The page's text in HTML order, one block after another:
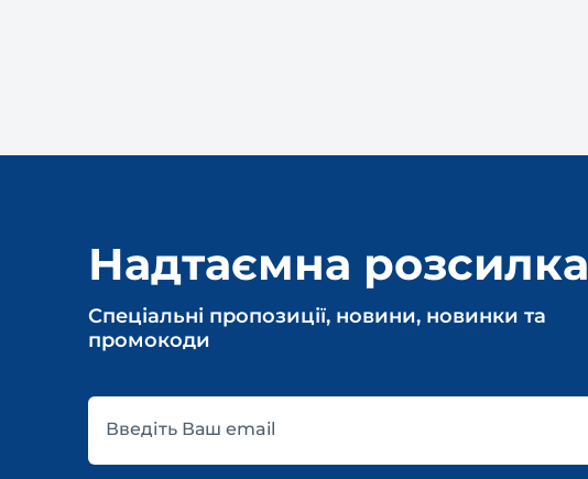
Введіть Ваш email
Надтаємна розсилка
Спеціальні пропозиції, новини, новинки та
промокоди